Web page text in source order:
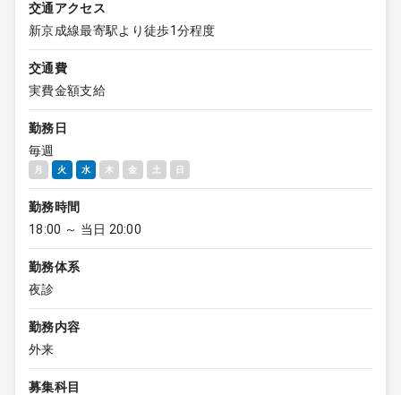
交通アクセス
新京成線最寄駅より徒歩1分程度
交通費
実費金額支給
勤務日
毎週
月 火 水 木 金 土 日
勤務時間
18:00 ～ 当日 20:00
勤務体系
夜診
勤務内容
外来
募集科目